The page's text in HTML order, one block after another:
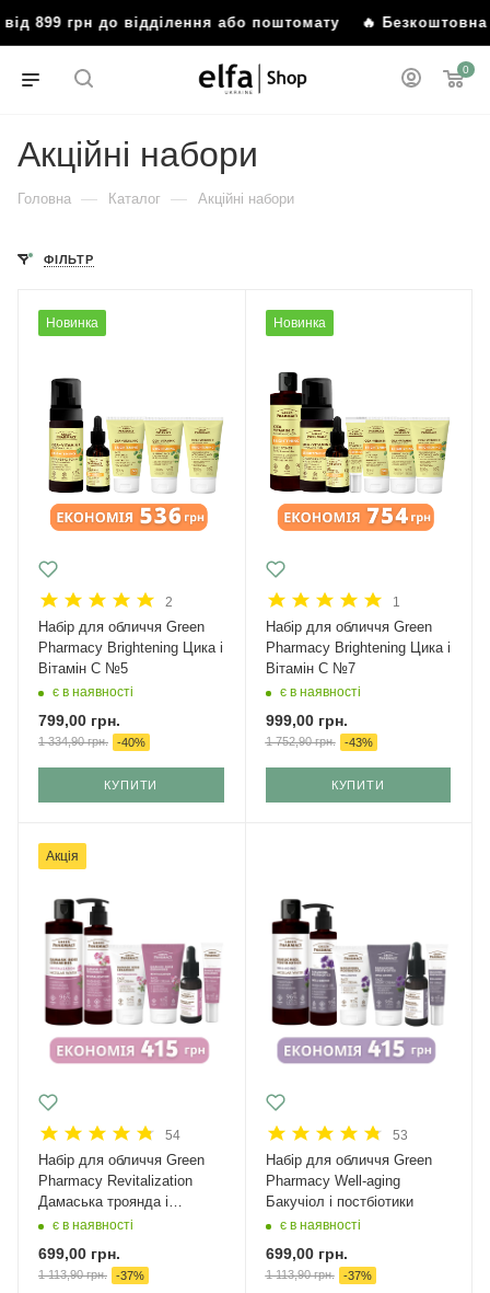
до відділення або поштомату🔥 Безкоштовна
0
Акційні набори
Головна — Каталог — Акційні набори
ФІЛЬТР
Новинка
2
Набір для обличчя Green
Рharmacy Brightening Цика і
Вітамін С №5
є в наявності
799,00 грн.
1 334,90грн. -40%
КУПИТИ
Новинка
1
Набір для обличчя Green
Рharmacy Brightening Цика і
Вітамін С №7
є в наявності
999,00грн.
1 752,90грн. -43%
КУПИТИ
Акція
54
Набір для обличчя Green
Рharmacy Revitalization
Дамаська троянда і
кераміди
є в наявності
699,00 грн.
1 113,90грн. -37%
53
Набір для обличчя Green
Рharmacy Well-aging
Бакучіол і постбіотики
є в наявності
699,00грн.
1 113,90грн. -37%